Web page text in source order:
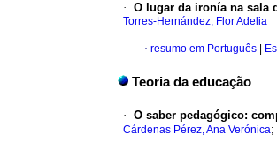
· O lugar da ironía na sala
Torres-Hernández, Flor Adelia
· resumo em Português
Teoria da educação
· O saber pedagógico:
Cárdenas Pérez, Ana Verónica;